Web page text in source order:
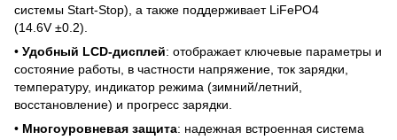
системы Start-Stop), а также поддерживает LiFePO4
(14.6V±0.2).
• Удобный LCD-дисплей: отображает ключевые параметры и
состояние работы, в частности напряжение, ток зарядки,
температуру, индикатор режима (зимний/летний,
восстановление) и прогресс зарядки.
• Многоуровневая защита: надежная встроенная система